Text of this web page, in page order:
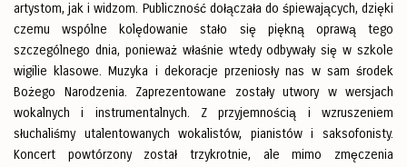
artystom, jak i widzom. Publiczność dołączała do śpiewających, dzięki
czemu wspólne kolędowanie stało się piękną oprawą tego
szczególnego dnia, ponieważ właśnie wtedy odbywały się w szkole
wigilie klasowe. Muzyka i dekoracje przeniosły nas w sam środek
Bożego Narodzenia. Zaprezentowane zostały utwory w wersjach
wokalnych i instrumentalnych. Z przyjemnością i wzruszeniem
słuchaliśmy utalentowanych wokalistów, pianistów i saksofonisty.
Koncert powtórzony został trzykrotnie, ale mimo zmęczenia